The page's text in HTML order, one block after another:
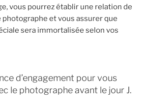
vous pourrez établir une relation de
photographe et vous assurer que
sera immortalisée selon vos
d’engagement pour vous
le photographe avant le jour J.